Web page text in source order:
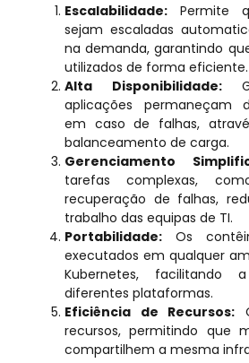
Escalabilidade: Permite
sejam escaladas
na demanda, garantindo
utilizados de forma eficiente.
Alta Disponibilidade:
aplicações permaneçam
em caso de falhas,
balanceamento de carga.
Gerenciamento
tarefas complexas,
recuperação de falhas,
trabalho das equipas de TI.
Portabilidade: Os
executados em qualquer
Kubernetes, facilitando
diferentes plataformas.
Eficiência de Recursos:
recursos, permitindo que
compartilhem a mesma